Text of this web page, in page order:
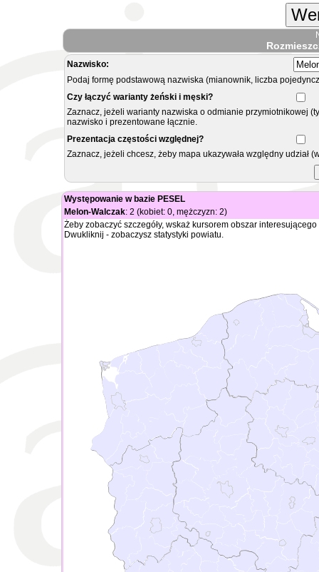
Nazwisko:
Podaj formę podstawową nazwiska (mianownik, liczba
Czy łączyć warianty żeński i męski?
Zaznacz, jeżeli warianty nazwiska o odmianie przymiotnikowej
nazwisko i prezentowane łącznie.
Prezentacja częstości względnej?
Zaznacz, jeżeli chcesz, żeby mapa ukazywała względny
Występowanie w bazie PESEL
Melon-Walczak: 2 (kobiet: 0, mężczyzn: 2)
Żeby zobaczyć szczegóły, wskaż kursorem obszar
Dwukliknij - zobaczysz statystyki powiatu.